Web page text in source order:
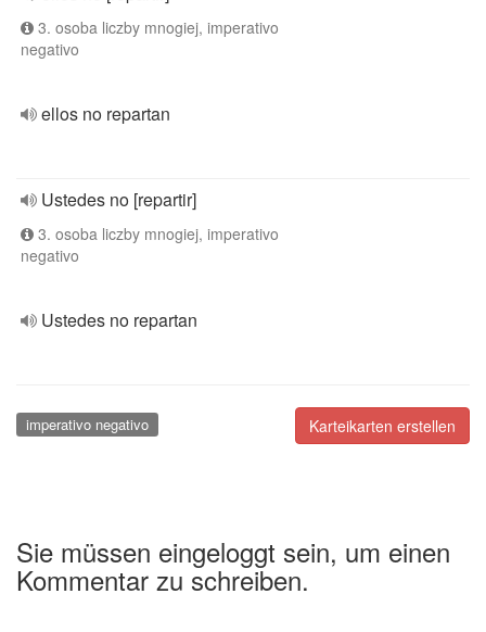
3. osoba liczby mnogiej, imperativo
negativo
ellos no repartan
Ustedes no [repartir]
3. osoba liczby mnogiej, imperativo
negativo
Ustedes no repartan
Karteikarten erstellen
imperativo negativo
Sie müssen eingeloggt sein, um einen
Kommentar zu schreiben.